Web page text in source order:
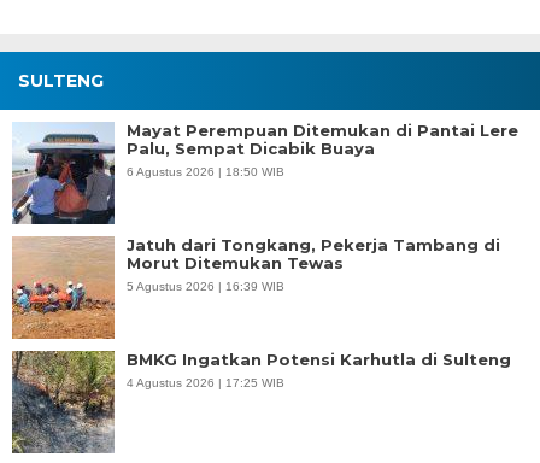
SULTENG
Mayat Perempuan Ditemukan di Pantai Lere
Palu, Sempat Dicabik Buaya
6 Agustus 2026 | 18:50 WIB
Jatuh dari Tongkang, Pekerja Tambang di
Morut Ditemukan Tewas
5 Agustus 2026 | 16:39 WIB
BMKG Ingatkan Potensi Karhutla di Sulteng
4 Agustus 2026 | 17:25 WIB